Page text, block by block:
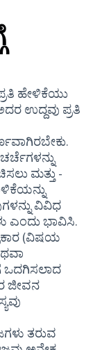
ಹೇಳಿಕೆಯು
ಉದ್ದವು ಪ್ರತಿ
ಮತ್ತು -
ವಿವಿಧ
ಎಂದು ಭಾವಿಸಿ.
(ವಿಷಯ
ಒದಗಿಸಲಾದ
ಜೀವನ
ತರುವ